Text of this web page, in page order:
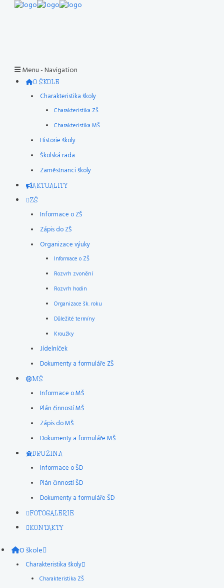
Menu -Navigation
O ŠKOLE
Charakteristika školy
Charakteristika ZŠ
Charakteristika MŠ
Historie školy
Školská rada
Zaměstnanci školy
AKTUALITY
ZŠ
Informace o ZŠ
Zápis do ZŠ
Organizace výuky
Informace o ZŠ
Rozvrh zvonění
Rozvrh hodin
Organizace šk. roku
Důležité termíny
Kroužky
Jídelníček
Dokumenty a formuláře ZŠ
MŠ
Informace o MŠ
Plán činností MŠ
Zápis do MŠ
Dokumenty a formuláře MŠ
DRUŽINA
Informace o ŠD
Plán činností ŠD
Dokumenty a formuláře ŠD
FOTOGALERIE
KONTAKTY
O škole
Charakteristika školy
Charakteristika ZŠ